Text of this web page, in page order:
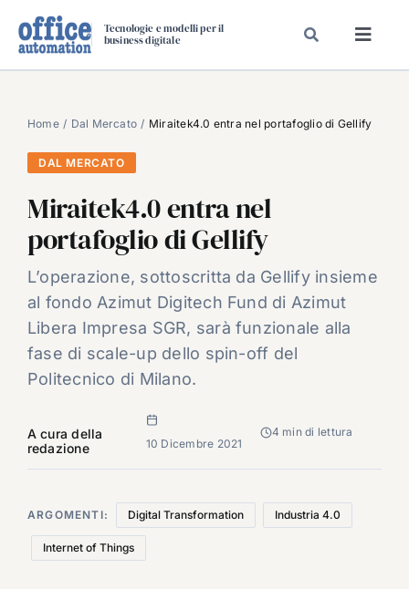
Tecnologie e modelli per il
business digitale
SPECIAL PAPER
TAVOLE ROTONDE DI REDAZIONE
CARRIERE
VIDEO
EVENTI
CHI SIAMO
Home Dal Mercato Miraitek4.0 entra nel portafoglio di Gellify
DAL MERCATO
Miraitek4.0 entra nel
portafoglio di Gellify
L’operazione, sottoscritta da Gellify insieme
al fondo Azimut Digitech Fund di Azimut
Libera Impresa SGR, sarà funzionale alla
fase di scale-up dello spin-off del
Politecnico di Milano.
A cura della
redazione
10 Dicembre 2021
4 min di lettura
ARGOMENTI: Digital Transformation Industria 4.0
Internet of Things